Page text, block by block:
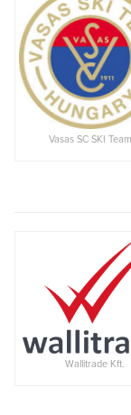
Vasas SC SKI Team
Wallitrade Kft.